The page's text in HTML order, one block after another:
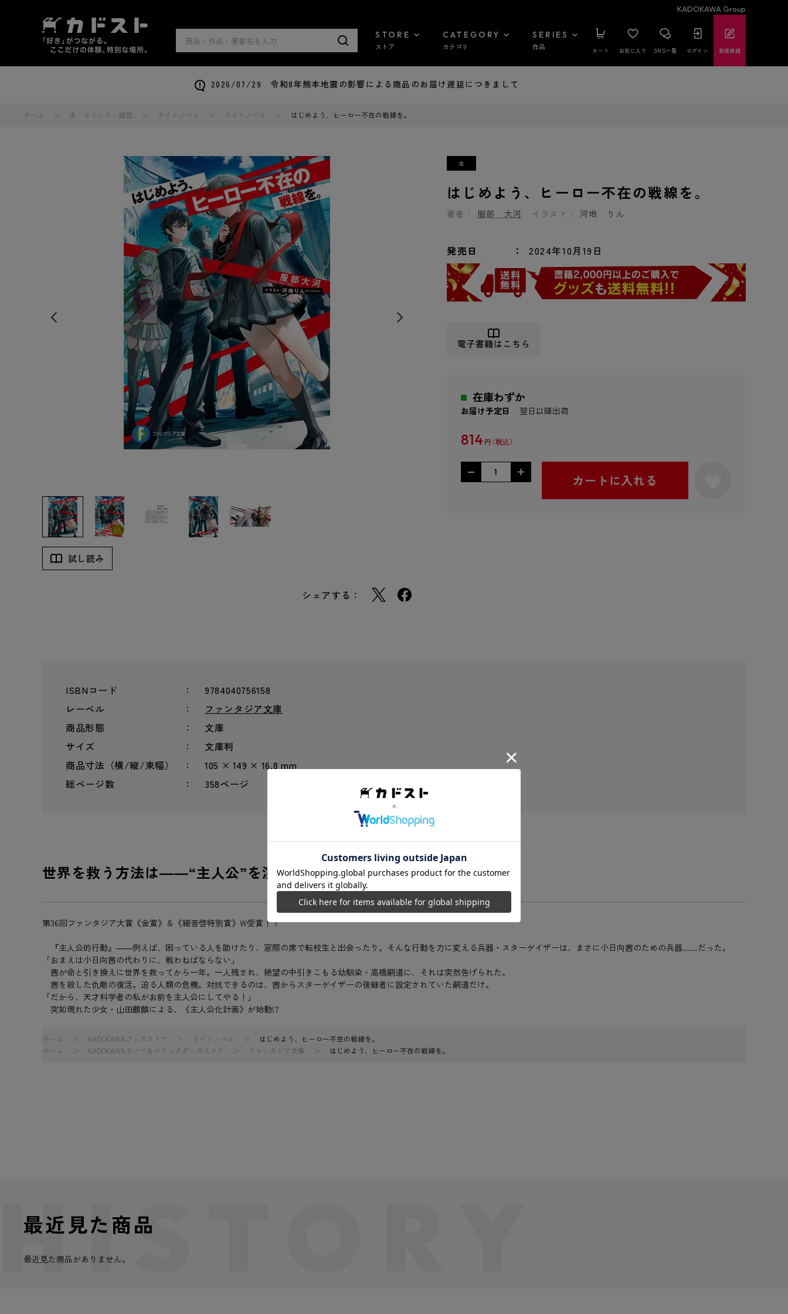
KADOKAWA Group
STORE
ストア
CATEGORY
カテゴリ
SERIES
作品 カート お気に入り SNS一覧 ログイン 新規登録
2026/07/29 令和8年熊本地震の影響による商品のお届け遅延につきまして
ホーム 本・コミック・雑誌 ライトノベル ライトノベル はじめよう、ヒーロー不在の戦線を。
試し読み
シェアする：
はじめよう、ヒーロー不在の戦線を。
著者： 服部 大河 イラスト： 河地 りん
発売日 2024年10月19日
電子書籍はこちら
在庫わずか
お届け予定日 翌日以降出荷
814 円
カートに入れる
ISBNコード
9784040756158
レーベル
ファンタジア文庫
商品形態
文庫
サイズ
文庫判
商品寸法（横/縦/束幅）
105 × 149 × 16.8 mm
総ページ数
358ページ
世界を救う方法は――“主人公”を演じること。
第36回ファンタジア大賞《金賞》＆《細音啓特別賞》W受賞！！
『主人公的行動』――例えば、困っている人を助けたり、窓際の席で転校生と出会ったり。そんな行動を力に変える兵器・スターゲイザーは、まさに小日向茜のための兵器……だった。
「おまえは小日向茜の代わりに、戦わねばならない」
茜が命と引き換えに世界を救ってから一年。一人残され、絶望の中引きこもる幼馴染・高橋嗣道に、それは突然告げられた。
茜を殺した仇敵の復活。迫る人類の危機。対抗できるのは、茜からスターゲイザーの後継者に設定されていた嗣道だけ。
「だから、天才科学者の私がお前を主人公にしてやる！」
突如現れた少女・山田麒麟による、《主人公化計画》が始動!?
ホーム KADOKAWAブックストア ライトノベル
はじめよう、ヒーロー不在の戦線を。
ホーム
KADOKAWAラノベ＆コミックグッズストア ファンタジア文庫 はじめよう、ヒーロー不在の戦線を。
最近見た商品
最近見た商品がありません。